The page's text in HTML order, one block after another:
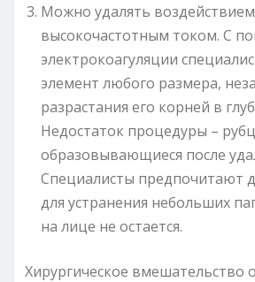
Можно удалять воздействием
высокочастотным током. С
электрокоагуляции
элемент любого размера,
разрастания его корней в
Недостаток процедуры –
образовывающиеся после
Специалисты предпочитают
для устранения небольших
на лице не остается.
Хирургическое вмешательство